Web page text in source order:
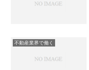
不動産業界で働く